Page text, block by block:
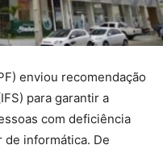
enviou recomendação
para garantir a
com deficiência
de informática. De